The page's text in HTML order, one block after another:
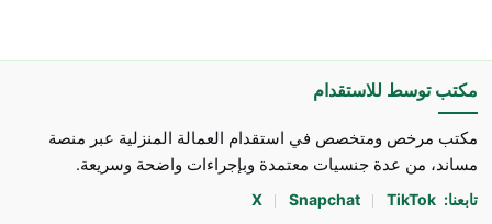
مكتب توسط للاستقدام
مكتب مرخص ومتخصص في استقدام العمالة المنزلية عبر منصة
مساند، من عدة جنسيات معتمدة وبإجراءات واضحة وسريعة.
تابعنا: X Snapchat TikTok